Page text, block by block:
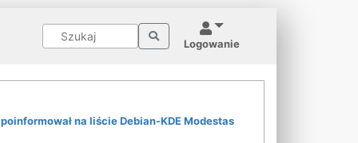
Logowanie
poinformował na liście Debian-KDE Modestas